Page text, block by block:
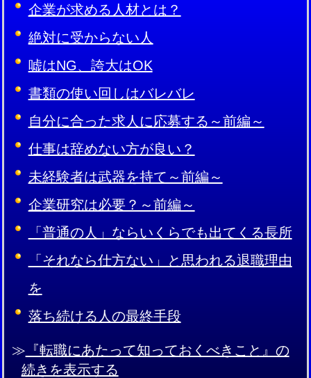
企業が求める人材とは？
絶対に受からない人
嘘はNG、誇大はOK
書類の使い回しはバレバレ
自分に合った求人に応募する～前編～
仕事は辞めない方が良い？
未経験者は武器を持て～前編～
企業研究は必要？～前編～
「普通の人」ならいくらでも出てくる長所
「それなら仕方ない」と思われる退職理由
を
落ち続ける人の最終手段
≫ 『転職にあたって知っておくべきこと』の
続きを表示する